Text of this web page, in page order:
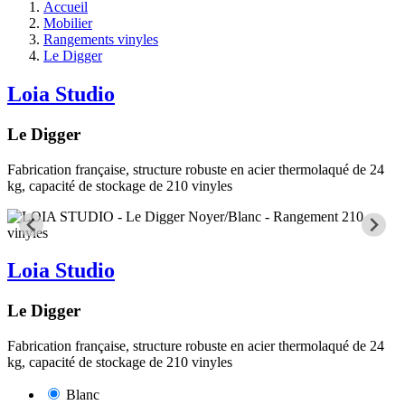
Accueil
Mobilier
Rangements vinyles
Le Digger
Loia Studio
Le Digger
Fabrication française, structure robuste en acier thermolaqué de 24
kg, capacité de stockage de 210 vinyles
Loia Studio
Le Digger
Fabrication française, structure robuste en acier thermolaqué de 24
kg, capacité de stockage de 210 vinyles
Blanc